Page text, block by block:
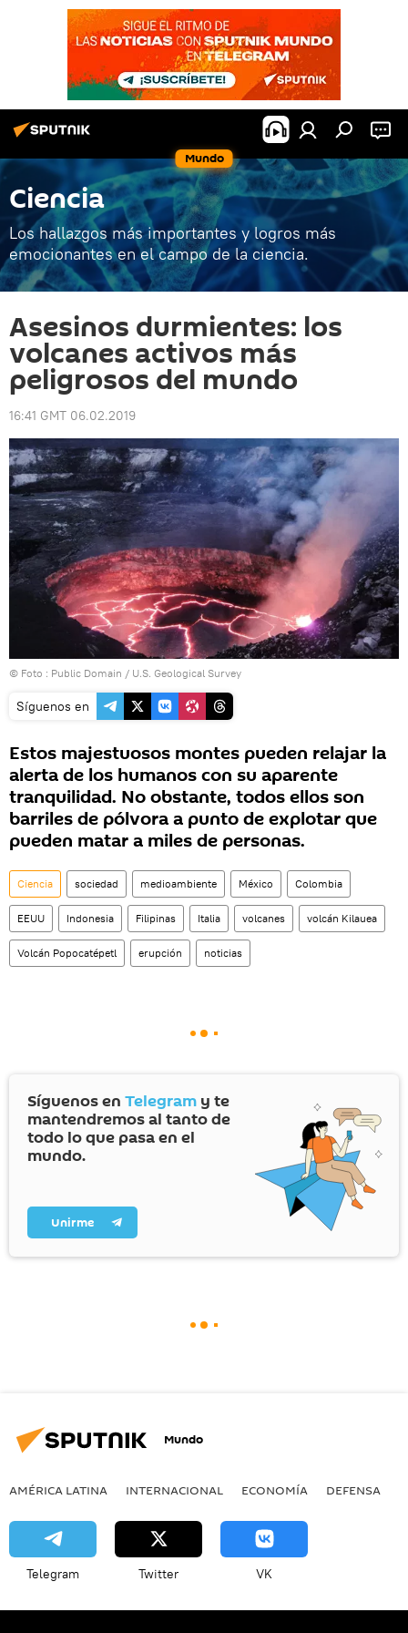
Mundo
Ciencia
Los hallazgos más importantes y logros más
emocionantes en el campo de la ciencia.
Asesinos durmientes: los
volcanes activos más
peligrosos del mundo
16:41 GMT 06.02.2019
© Foto : Public Domain / U.S. Geological Survey
Síguenos en
Estos majestuosos montes pueden relajar la
alerta de los humanos con su aparente
tranquilidad. No obstante, todos ellos son
barriles de pólvora a punto de explotar que
pueden matar a miles de personas.
Ciencia sociedad medioambiente México Colombia
EEUU Indonesia Filipinas Italia volcanes volcán Kilauea
Volcán Popocatépetl erupción noticias
Síguenos en Telegram y te
mantendremos al tanto de
todo lo que pasa en el
mundo.
Unirme
Mundo
AMÉRICA LATINA INTERNACIONAL ECONOMÍA DEFENSA
Telegram Twitter VK